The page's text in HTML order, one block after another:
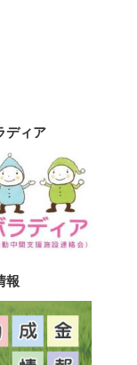
ディア
報